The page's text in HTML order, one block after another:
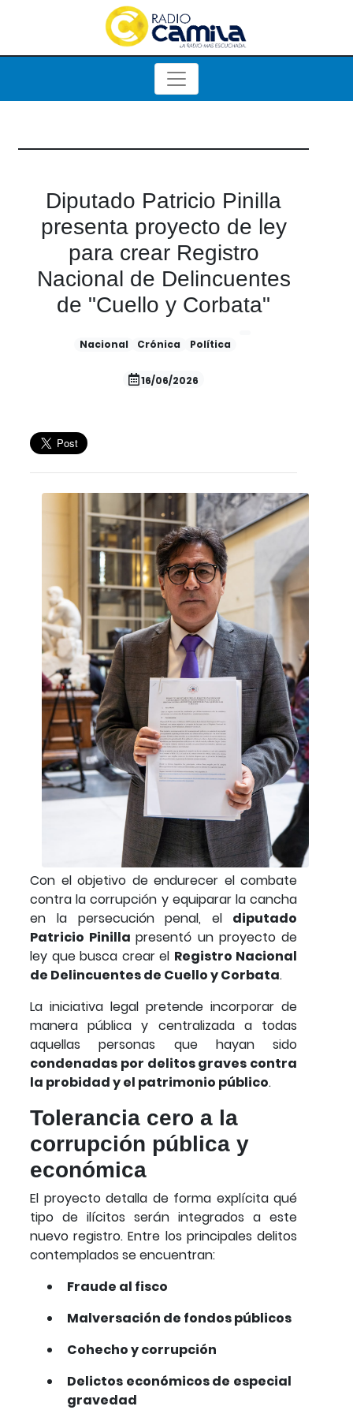
Diputado Patricio Pinilla
presenta proyecto de ley
para crear Registro
Nacional de Delincuentes
de "Cuello y Corbata"
Nacional Crónica Política
16/06/2026
Con el objetivo de endurecer el combate
contra la corrupción y equiparar la cancha
en la persecución penal, el diputado
Patricio Pinillapresentó un proyecto de
ley que busca crear el Registro Nacional
de Delincuentes de Cuello y Corbata.
La iniciativa legal pretende incorporar de
manera pública y centralizada a todas
aquellas personas que hayan sido
condenadas por delitos graves contra
la probidad y el patrimonio público.
Tolerancia cero a la
corrupción pública y
económica
El proyecto detalla de forma explícita qué
tipo de ilícitos serán integrados a este
nuevo registro. Entre los principales delitos
contemplados se encuentran:
Fraude al fisco
Malversación de fondos públicos
Cohecho y corrupción
Delictos económicos de especial
gravedad